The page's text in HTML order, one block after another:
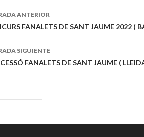
ANTERIOR
FANALETS DE SANT JAUME 2022 (
SIGUIENTE
FANALETS DE SANT JAUME (